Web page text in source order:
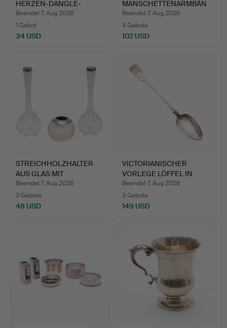
HERZEN-DANGLE-
CHARM ZU…
Beendet 7. Aug 2026
1 Gebot
34 USD
MANSCHETTENARMBÄN
DER AUS …
Beendet 7. Aug 2026
4 Gebote
102 USD
STREICHHOLZHALTER
AUS GLAS MIT
SILBERMONTU…
Beendet 7. Aug 2026
3 Gebote
48 USD
VICTORIANISCHER
VORLEGE LÖFFEL IN
FIDDLE P…
Beendet 7. Aug 2026
3 Gebote
149 USD